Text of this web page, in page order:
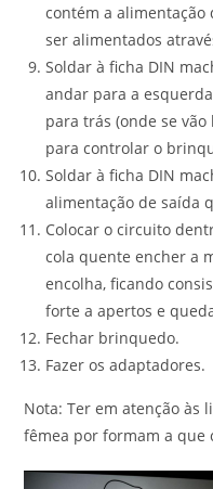
contém a alimentação
ser alimentados
Soldar à ficha DIN
andar para a
para trás (onde se
para controlar o
Soldar à ficha DIN
alimentação de saída
Colocar o circuito
cola quente encher a
encolha, ficando
forte a apertos e
Fechar brinquedo.
Fazer os adaptadores.
Nota: Ter em atenção às
fêmea por formam a que